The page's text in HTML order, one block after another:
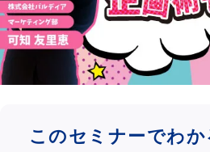
このセミナーでわか